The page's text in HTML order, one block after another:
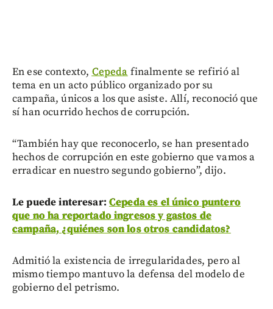
En ese contexto, Cepeda finalmente se refirió al
tema en un acto público organizado por su
campaña, únicos a los que asiste. Allí, reconoció que
sí han ocurrido hechos de corrupción.
“También hay que reconocerlo, se han presentado
hechos de corrupción en este gobierno que vamos a
erradicar en nuestro segundo gobierno”, dijo.
Le puede interesar: Cepeda es el único puntero
que no ha reportado ingresos y gastos de
campaña, ¿quiénes son los otros candidatos?
Admitió la existencia de irregularidades, pero al
mismo tiempo mantuvo la defensa del modelo de
gobierno del petrismo.